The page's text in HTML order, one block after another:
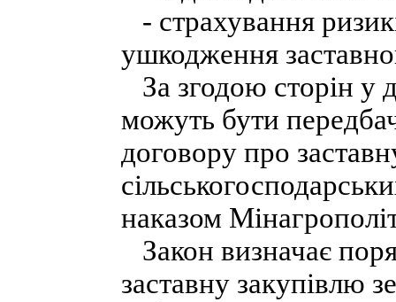
- страхування
ушкодження
За згодою сторін у
можуть бути
договору про
наказом
Закон визначає
заставну закупівлю